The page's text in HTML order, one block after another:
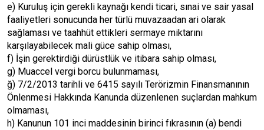
e) Kuruluş için gerekli kaynağı kendi ticari, sınai ve sair yasal
faaliyetleri sonucunda her türlü muvazaadan ari olarak
sağlaması ve taahhüt ettikleri sermaye miktarını
karşılayabilecek mali güce sahip olması,
f) İşin gerektirdiği dürüstlük ve itibara sahip olması,
g) Muaccel vergi borcu bulunmaması,
ğ) 7/2/2013 tarihli ve 6415 sayılı Terörizmin Finansmanının
Önlenmesi Hakkında Kanunda düzenlenen suçlardan mahkum
olmaması,
h) Kanunun 101 inci maddesinin birinci fıkrasının (a) bendi